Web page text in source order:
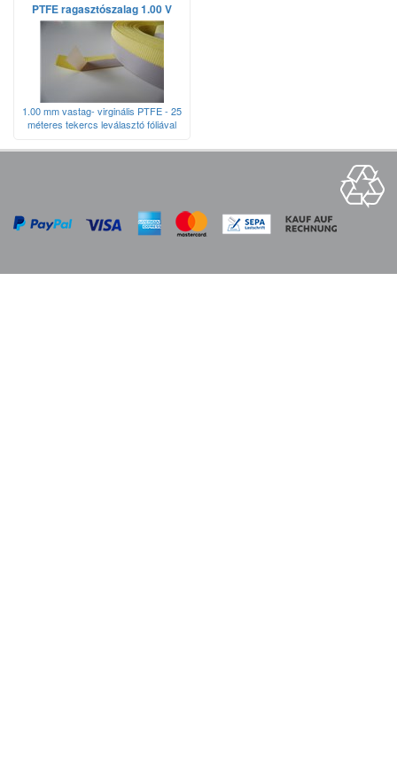
PTFE ragasztószalag 1.00 V
1.00 mm vastag- virginális PTFE - 25
méteres tekercs leválasztó fóliával